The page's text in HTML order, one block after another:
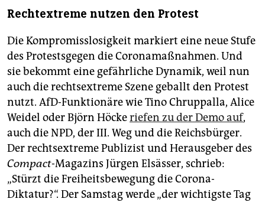
Rechtextreme nutzen den Protest
Die Kompromisslosigkeit markiert eine neue Stufe
des Protestsgegen die Coronamaßnahmen. Und
sie bekommt eine gefährliche Dynamik, weil nun
auch die rechtsextreme Szene geballt den Protest
nutzt. AfD-Funktionäre wie Tino Chruppalla, Alice
Weidel oder Björn Höckeriefen zu der Demo auf,
auch die NPD, der III. Weg und die Reichsbürger.
Der rechtsex­treme Publizist und Herausgeber des
Compact-Magazins Jürgen Elsässer, schrieb:
„Stürzt die Freiheitsbewegung die Corona-
Diktatur?“. Der Samstag werde „der wichtigste Tag